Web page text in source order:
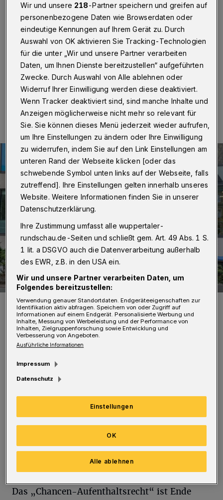
Wuppertal· Zu einer Info-Veranstaltung zum
„Chancen-Aufenthaltsrecht“ laden die
Ausländerbehörde und das Kommunale
Integrationszentrum für Dienstag (28. März 2023) ein.
14.03.2023 , 10:30 Uhr Eine Minute Lesezeit
Der Eingang zum Haus der Integration (Archivbild).
Foto: Christoph Petersen
D ie Veranstaltung findet vom 16 bis 18
Friedrich-Engels-Allee 28 statt. Um eine
Anmeldung unter
anmeldung.integration@stadt.wuppertal.de
wird bis zum 20. März gebeten.
Das „Chancen-Aufenthaltsrecht“ ist Ende
Wir und unsere 218-Partner speichern und greifen auf
personenbezogene Daten wie Browserdaten oder
eindeutige Kennungen auf Ihrem Gerät zu. Durch
Auswahl von OK aktivieren Sie Tracking-Technologien
für die unter „Wir und unsere Partner verarbeiten
Daten, um Ihnen Dienste bereitzustellen“ aufgeführten
Zwecke. Durch Auswahl von Alle ablehnen oder
Widerruf Ihrer Einwilligung werden diese deaktiviert.
Wenn Tracker deaktiviert sind, sind manche Inhalte und
Anzeigen möglicherweise nicht mehr so relevant für
Sie. Sie können dieses Menü jederzeit wieder aufrufen,
um Ihre Einstellungen zu ändern oder Ihre Einwilligung
zu widerrufen, indem Sie auf den Link Einstellungen am
unteren Rand der Webseite klicken [oder das
schwebende Symbol unten links auf der Webseite, falls
zutreffend]. Ihre Einstellungen gelten innerhalb unseres
Website. Weitere Informationen finden Sie in unserer
Datenschutzerklärung.
Ihre Zustimmung umfasst alle wuppertaler-
rundschau.de-Seiten und schließt gem. Art. 49 Abs. 1 S.
1 lit. a DSGVO auch die Datenverarbeitung außerhalb
des EWR, z.B. in den USA ein.
Wir und unsere Partner verarbeiten Daten, um
Folgendes bereitzustellen:
Verwendung genauer Standortdaten. Endgeräteeigenschaften zur
Identifikation aktiv abfragen. Speichern von oder Zugriff auf
Informationen auf einem Endgerät. Personalisierte Werbung und
Inhalte, Messung von Werbeleistung und der Performance von
Inhalten, Zielgruppenforschung sowie Entwicklung und
Verbesserung von Angeboten.
Ausführliche Informationen
Impressum
Datenschutz
Einstellungen
Alle ablehnen
OK